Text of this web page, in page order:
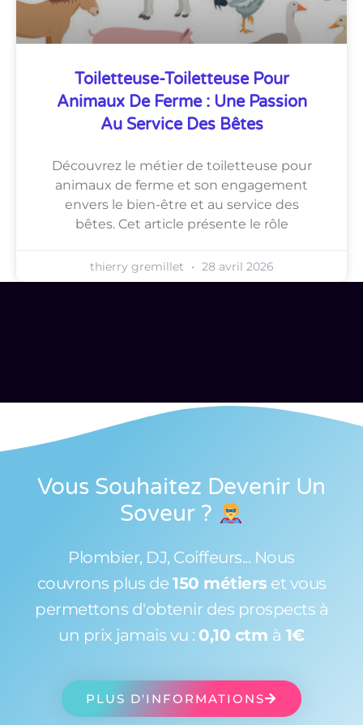
Toiletteuse-Toiletteuse Pour
Animaux De Ferme : Une Passion
Au Service Des Bêtes
Découvrez le métier de toiletteuse pour
animaux de ferme et son engagement
envers le bien-être et au service des
bêtes. Cet article présente le rôle
thierry gremillet 28 avril 2026
Vous Souhaitez Devenir Un
Soveur ?
Plombier, DJ, Coiffeurs... Nous
couvrons plus de 150 métiers et vous
permettons d'obtenir des prospects à
un prix jamais vu : 0,10 ctm à 1€
PLUS D'INFORMATIONS